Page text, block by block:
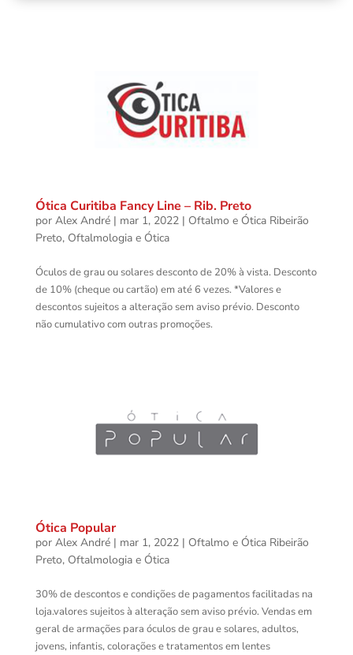
Ótica Curitiba Fancy Line – Rib. Preto
por Alex André| mar 1, 2022| Oftalmo e Ótica Ribeirão
Preto, Oftalmologia e Ótica
Óculos de grau ou solares desconto de 20% à vista. Desconto
de 10% (cheque ou cartão) em até 6 vezes. *Valores e
descontos sujeitos a alteração sem aviso prévio. Desconto
não cumulativo com outras promoções.
Ótica Popular
por Alex André| mar 1, 2022| Oftalmo e Ótica Ribeirão
Preto, Oftalmologia e Ótica
30% de descontos e condições de pagamentos facilitadas na
loja.valores sujeitos à alteração sem aviso prévio. Vendas em
geral de armações para óculos de grau e solares, adultos,
jovens, infantis, colorações e tratamentos em lentes